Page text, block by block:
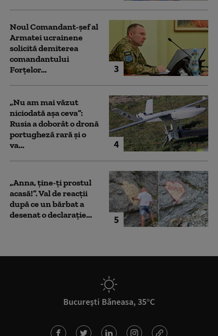
3
Noul Comandant-șef al
Armatei ucrainene
solicită demiterea
comandantului
Forțelor...
4
„Nu am mai văzut
niciodată așa ceva”:
Rusia a doborât o dronă
portugheză rară și o
va...
5
„Anna, ţine-ţi prostul
acasă!”. Val de reacții
după ce un bărbat a
desenat o declarație...
București Băneasa, 35°C